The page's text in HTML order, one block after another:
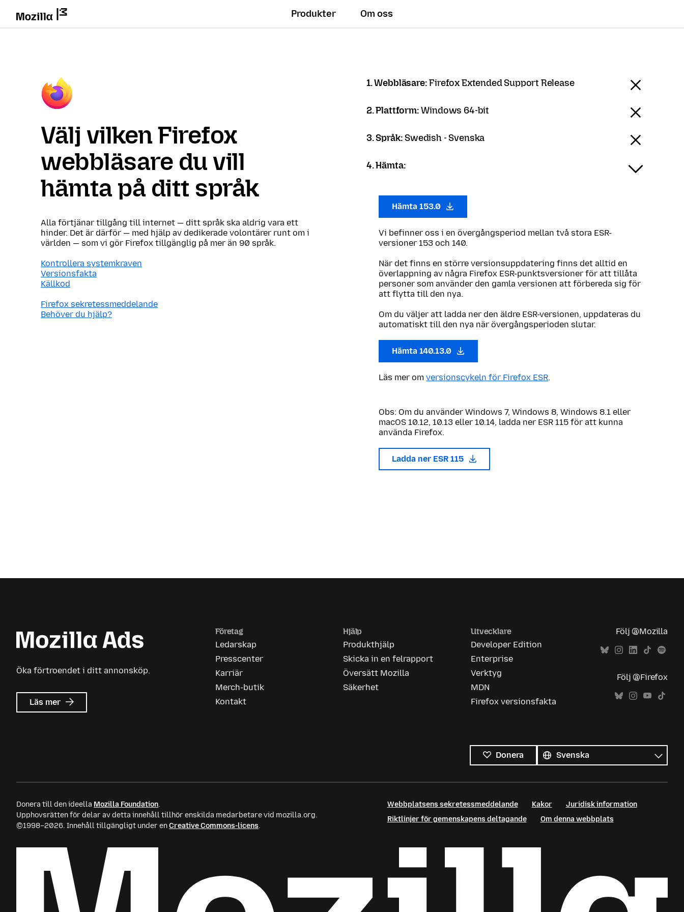
Produkter Om oss
Välj vilken Firefox
webbläsare du vill
hämta på ditt språk
Alla förtjänar tillgång till internet — ditt språk ska aldrig vara ett
hinder. Det är därför — med hjälp av dedikerade volontärer runt om i
världen — som vi gör Firefox tillgänglig på mer än 90 språk.
Kontrollera systemkraven
Versionsfakta
Källkod
Firefox sekretessmeddelande
Behöver du hjälp?
1. Webbläsare:Firefox Extended Support Release
2. Plattform:Windows 64-bit
3. Språk: Swedish - Svenska
4. Hämta:
Hämta 153.0
Vi befinner oss i en övergångsperiod mellan två stora ESR-
versioner 153 och 140.
När det finns en större versionsuppdatering finns det alltid en
överlappning av några Firefox ESR-punktsversioner för att tillåta
personer som använder den gamla versionen att förbereda sig för
att flytta till den nya.
Om du väljer att ladda ner den äldre ESR-versionen, uppdateras du
automatiskt till den nya när övergångsperioden slutar.
Hämta 140.13.0
Läs mer om versionscykeln för Firefox ESR.
Obs: Om du använder Windows 7, Windows 8, Windows 8.1 eller
macOS 10.12, 10.13 eller 10.14, ladda ner ESR 115 för att kunna
använda Firefox.
Ladda ner ESR 115
Öka förtroendet i ditt annonsköp.
Läs mer om
Mozilla
Företag
Ledarskap
Presscenter
Karriär
Merch-butik
Kontakt
Hjälp
Produkthjälp
Skicka in en felrapport
Översätt Mozilla
Säkerhet
Utvecklare
Developer Edition
Enterprise
Verktyg
MDN
Firefox versionsfakta
Följ @Mozilla
Följ @Firefox
Donera
språk
Språk
Donera till den ideella Mozilla Foundation.
Upphovsrätten för delar av detta innehåll tillhör enskilda medarbetare vid mozilla.org.
©1998–2026. Innehåll tillgängligt under enCreative Commons-licens.
Webbplatsens sekretessmeddelande Kakor
Juridisk information
Riktlinjer för gemenskapens deltagande
Om denna webbplats